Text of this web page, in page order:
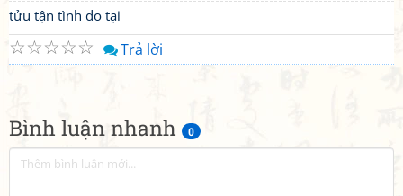
Bình luận nhanh 0
tửu tận tình do tại
☆
☆
☆
☆
☆ Trả lời